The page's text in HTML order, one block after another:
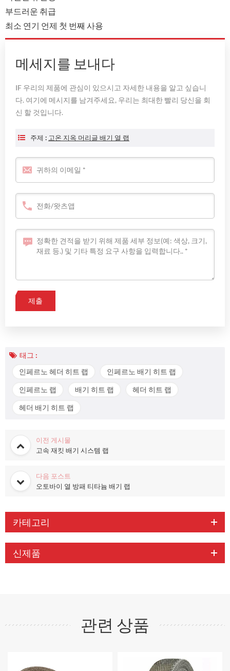
부드러운 취급
최소 연기 언제 첫 번째 사용
메세지를 보내다
IF 우리의 제품에 관심이 있으시고 자세한 내용을 알고 싶습니
다. 여기에 메시지를 남겨주세요, 우리는 최대한 빨리 당신을 회
신 할 것입니다.
주제 : 고온 지옥 머리글 배기 열 랩
태그 :
인페르노 헤더 히트 랩
인페르노 배기 히트 랩
인페르노 랩 배기 히트 랩 헤더 히트 랩
헤더 배기 히트 랩
이전 게시물
고속 재킷 배기 시스템 랩
다음 포스트
오토바이 열 방패 티타늄 배기 랩
카테고리
신제품
관련 상품